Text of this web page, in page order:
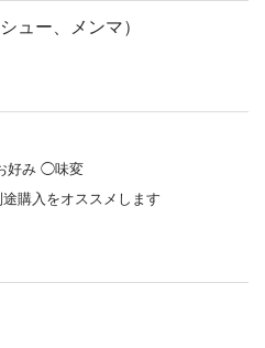
ュー、メンマ）
好み ◯味変
購入をオススメします